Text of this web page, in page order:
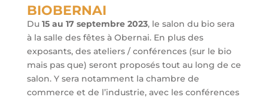
BIOBERNAI
Du 15 au 17 septembre 2023, le salon du bio sera
à la salle des fêtes à Obernai. En plus des
exposants, des ateliers / conférences (sur le bio
mais pas que) seront proposés tout au long de ce
salon. Y sera notamment la chambre de
commerce et de l’industrie, avec les conférences